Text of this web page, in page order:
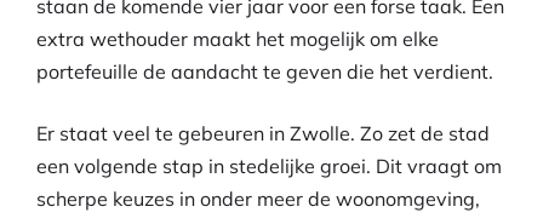
staan de komende vier jaar voor een forse taak. Een
extra wethouder maakt het mogelijk om elke
portefeuille de aandacht te geven die het verdient.
Er staat veel te gebeuren in Zwolle. Zo zet de stad
een volgende stap in stedelijke groei. Dit vraagt om
scherpe keuzes in onder meer de woonomgeving,